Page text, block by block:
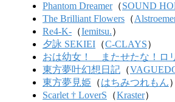
Phantom Dreamer（SOUND
The Brilliant Flowers （
Re4-K- （Iemitsu.）
夕詠 SEKIEI （C-CLAYS）
おは幼女！ またせたな！ロ
東方夢叶幻想日記 （
東方夢見姫 （はちみつれもん）
Scarlet † LoverS （Kraster）